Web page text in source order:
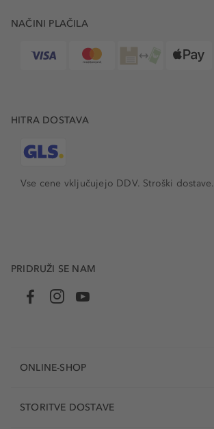
NAČINI PLAČILA
HITRA DOSTAVA
Vse cene vključujejo DDV. Stroški dostave.
PRIDRUŽI SE NAM
ONLINE-SHOP
STORITVE DOSTAVE